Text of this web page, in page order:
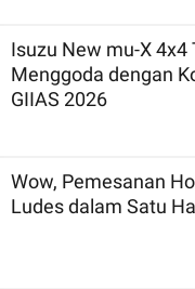
Isuzu New mu-X 4x4
Menggoda dengan
GIIAS 2026
Wow, Pemesanan
Ludes dalam Satu